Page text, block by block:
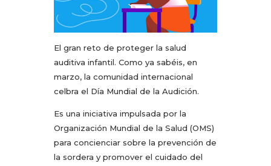
El gran reto de proteger la salud
auditiva infantil. Como ya sabéis, en
marzo, la comunidad internacional
celbra el Día Mundial de la Audición.
Es una iniciativa impulsada por la
Organización Mundial de la Salud (OMS)
para concienciar sobre la prevención de
la sordera y promover el cuidado del